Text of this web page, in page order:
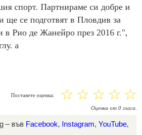
спорт. Партнираме си добре и
ще се подготвят в Пловдив за
в Рио де Жанейро през 2016 г.",
a
Поставете оценка: ☆
☆
☆
☆
☆
Оценка от 0 гласа.
– във Facebook, Instagram, YouTube,